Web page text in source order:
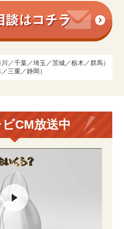
／千葉／埼玉／茨城／栃木／群馬）
三重／静岡）
CM放送中